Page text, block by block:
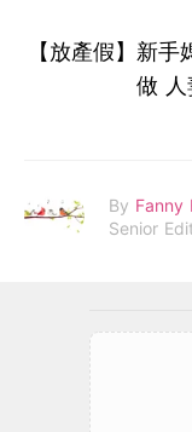
【放產假】新
做 人
By Fanny
Senior